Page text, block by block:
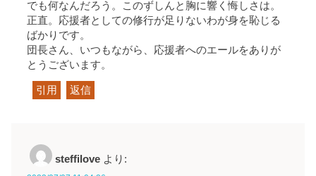
でも何なんだろう。このずしんと胸に響く悔しさは。
正直。応援者としての修行が足りないわが身を恥じる
ばかりです。
団長さん、いつもながら、応援者へのエールをありが
とうございます。
引用 返信
steffilove より: